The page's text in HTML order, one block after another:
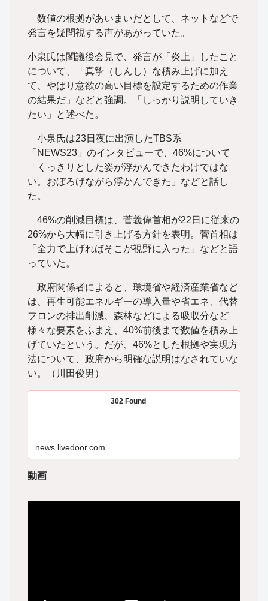
数値の根拠があいまいだとして、ネットなどで
発言を疑問視する声があがっていた。
小泉氏は閣議後会見で、発言が「炎上」したこと
について、「真摯（しんし）な積み上げに加え
て、やはり意欲の高い目標を設定するための作業
の結果だ」などと強調。「しっかり説明していき
たい」と述べた。
小泉氏は23日夜に出演したTBS系
「NEWS23」のインタビューで、46%について
「くっきりとした姿が浮かんできたわけではな
い。おぼろげながら浮かんできた」などと話し
た。
46%の削減目標は、菅義偉首相が22日に従来の
26%から大幅に引き上げる方針を表明。菅首相は
「全力で上げればそこが視野に入った」などと語
っていた。
政府関係者によると、環境省や経済産業省など
は、再生可能エネルギーの導入量や省エネ、代替
フロンの排出削減、森林などによる吸収分など
様々な要素をふまえ、40%前後まで数値を積み上
げていたという。だが、46%とした根拠や実現方
法について、政府から明確な説明はなされていな
い。（川田俊男）
302 Found
news.livedoor.com
動画